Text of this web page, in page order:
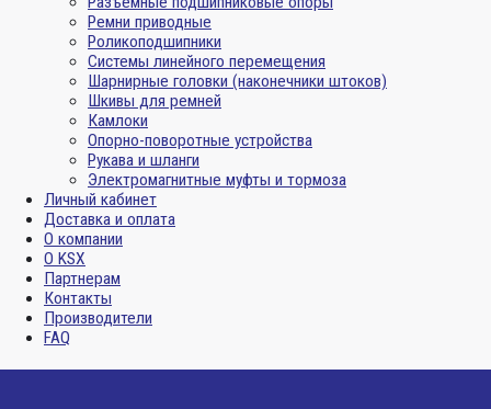
Ремни приводные
Роликоподшипники
Системы линейного перемещения
Шарнирные головки (наконечники штоков)
Шкивы для ремней
Камлоки
Опорно-поворотные устройства
Рукава и шланги
Электромагнитные муфты и тормоза
Личный кабинет
Доставка и оплата
О компании
О KSX
Партнерам
Контакты
Производители
FAQ